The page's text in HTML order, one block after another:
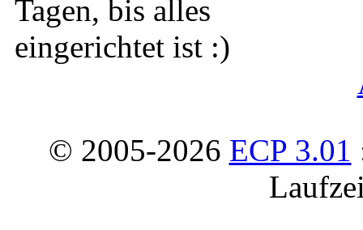
Tagen, bis alles
eingerichtet ist :)
© 2005-2026 ECP 3.01